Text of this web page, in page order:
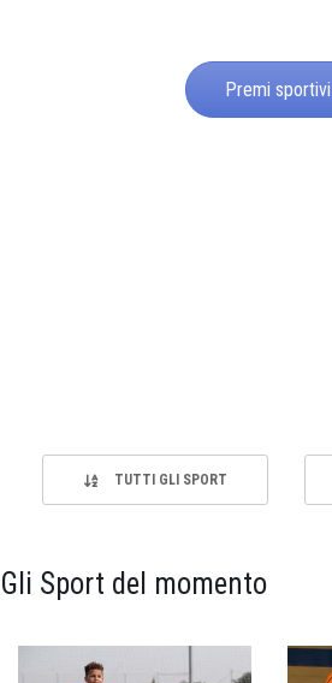
Premi sportivi
TUTTI GLI SPORT
Gli Sport del momento